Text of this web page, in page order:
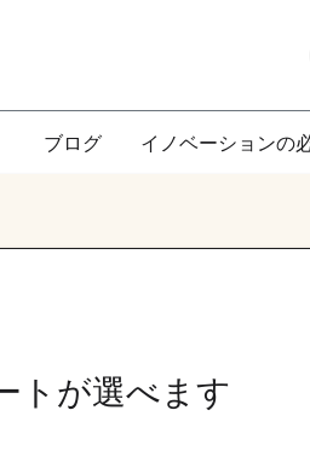
ブログ イノベーションの
トが選べます